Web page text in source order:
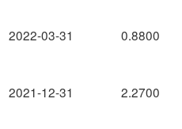
2022-03-31
2021-12-31
0.8800
2.2700